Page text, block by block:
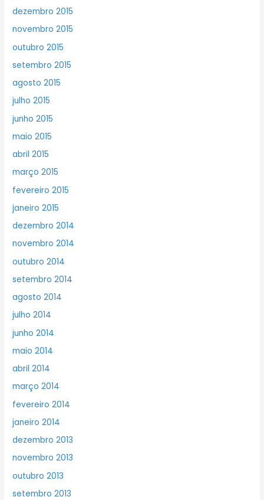
dezembro 2015
novembro 2015
outubro 2015
setembro 2015
agosto 2015
julho 2015
junho 2015
maio 2015
abril 2015
março 2015
fevereiro 2015
janeiro 2015
dezembro 2014
novembro 2014
outubro 2014
setembro 2014
agosto 2014
julho 2014
junho 2014
maio 2014
abril 2014
março 2014
fevereiro 2014
janeiro 2014
dezembro 2013
novembro 2013
outubro 2013
setembro 2013